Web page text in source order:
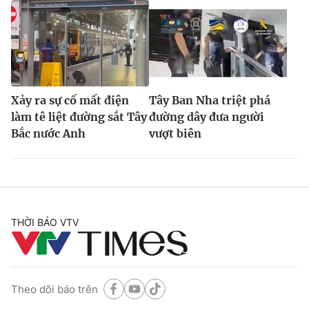
Xảy ra sự cố mất điện
làm tê liệt đường sắt Tây
Bắc nước Anh
Tây Ban Nha triệt phá
đường dây đưa người
vượt biên
THỜI BÁO VTV
Theo dõi báo trên